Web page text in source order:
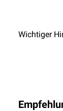
Wichtiger